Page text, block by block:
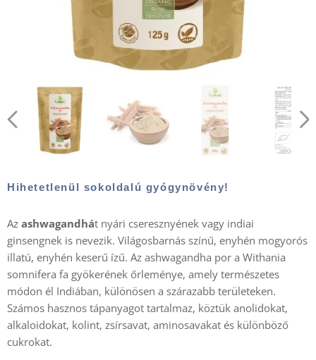
Hihetetlenül sokoldalú gyógynövény!
Az ashwagandhát nyári cseresznyének vagy indiai
ginsengnek is nevezik. Világosbarnás színű, enyhén mogyorós
illatú, enyhén keserű ízű. Az ashwagandha por a Withania
somnifera fa gyökerének őrleménye, amely természetes
módon él Indiában, különösen a szárazabb területeken.
Számos hasznos tápanyagot tartalmaz, köztük anolidokat,
alkaloidokat, kolint, zsírsavat, aminosavakat és különböző
cukrokat.